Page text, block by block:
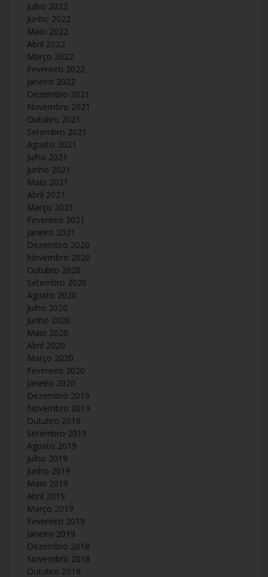
Julho 2022
Junho 2022
Maio 2022
Abril 2022
Março 2022
Fevereiro 2022
Janeiro 2022
Dezembro 2021
Novembro 2021
Outubro 2021
Setembro 2021
Agosto 2021
Julho 2021
Junho 2021
Maio 2021
Abril 2021
Março 2021
Fevereiro 2021
Janeiro 2021
Dezembro 2020
Novembro 2020
Outubro 2020
Setembro 2020
Agosto 2020
Julho 2020
Junho 2020
Maio 2020
Abril 2020
Março 2020
Fevereiro 2020
Janeiro 2020
Dezembro 2019
Novembro 2019
Outubro 2019
Setembro 2019
Agosto 2019
Julho 2019
Junho 2019
Maio 2019
Abril 2019
Março 2019
Fevereiro 2019
Janeiro 2019
Dezembro 2018
Novembro 2018
Outubro 2018